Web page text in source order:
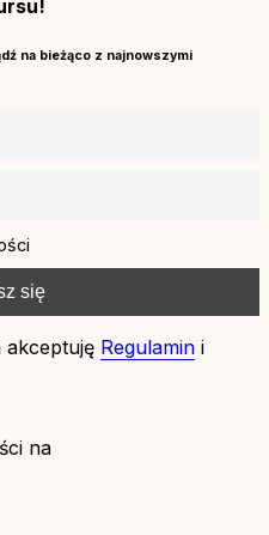
na bieżąco z najnowszymi
akceptuję Regulamin i
na